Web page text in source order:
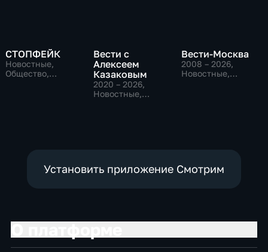
СТОПФЕЙК
Новостные,
Общество,
Вести с
Алексеем
Казаковым
2020 – 2026,
Новостные,
Вести-Москва
2008 – 2026,
Новостные,
Установить приложение Смотрим